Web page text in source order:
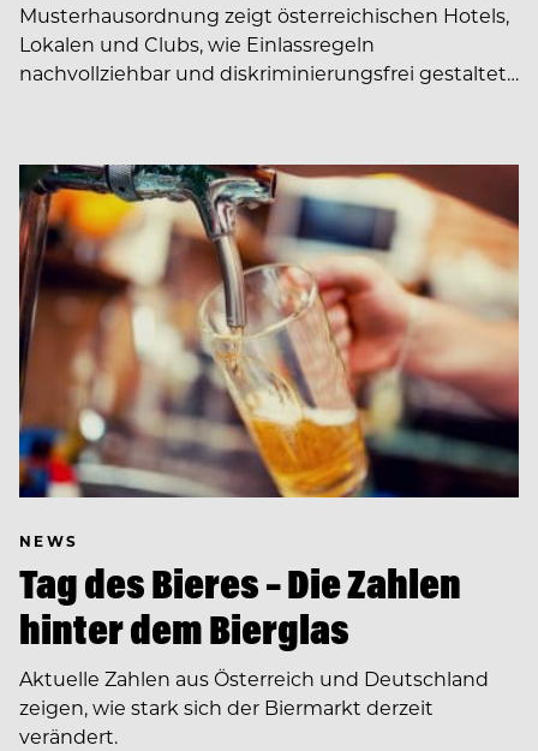
Musterhausordnung zeigt österreichischen Hotels,
Lokalen und Clubs, wie Einlassregeln
nachvollziehbar und diskriminierungsfrei gestaltet…
NEWS
Tag des Bieres – Die Zahlen
hinter dem Bierglas
Aktuelle Zahlen aus Österreich und Deutschland
zeigen, wie stark sich der Biermarkt derzeit
verändert.